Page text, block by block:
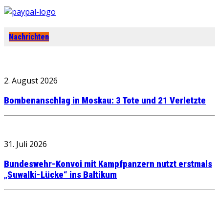
Nachrichten
2. August 2026
Bombenanschlag in Moskau: 3 Tote und 21 Verletzte
31. Juli 2026
Bundeswehr-Konvoi mit Kampfpanzern nutzt erstmals
„Suwalki-Lücke“ ins Baltikum